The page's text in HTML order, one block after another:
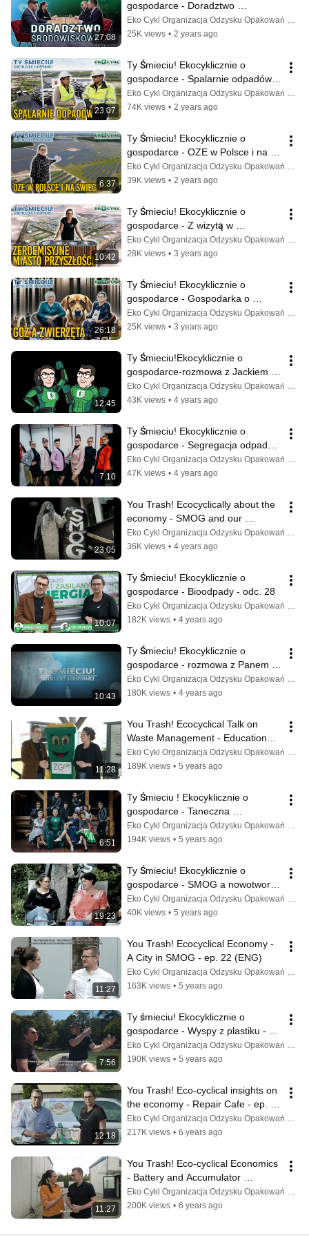
27:08
gospodarce - Doradztwo
środowiskowe - odc. 36
Eko Cykl Organizacja Odzysku Opakowań S.A.
25K views • 2 years ago
23:07
Ty Śmieciu! Ekocyklicznie o
gospodarce - Spalarnie odpadów -
odc. 35
Eko Cykl Organizacja Odzysku Opakowań S.A.
74K views • 2 years ago
6:37
Ty Śmieciu! Ekocyklicznie o
gospodarce - OZE w Polsce i na
świecie - odc. 34
Eko Cykl Organizacja Odzysku Opakowań S.A.
39K views • 2 years ago
10:42
Ty Śmieciu! Ekocyklicznie o
gospodarce - Z wizytą w
zeroemisyjnym mieście przyszłości
- odc. 33
Eko Cykl Organizacja Odzysku Opakowań S.A.
28K views • 3 years ago
26:18
Ty Śmieciu! Ekocyklicznie o
gospodarce - Gospodarka o
obiegu zamkniętym a zwierzęta -
odc. 32
Eko Cykl Organizacja Odzysku Opakowań S.A.
25K views • 3 years ago
12:45
Ty Śmieciu!Ekocyklicznie o
gospodarce-rozmowa z Jackiem
Kliczykowskim, Prezesem ZUK w
Świeciu-odc.31
Eko Cykl Organizacja Odzysku Opakowań S.A.
43K views • 4 years ago
7:10
Ty Śmieciu! Ekocyklicznie o
gospodarce - Segregacja odpadów
jest sexy - odc. 30
Eko Cykl Organizacja Odzysku Opakowań S.A.
47K views • 4 years ago
23:05
You Trash! Ecocyclically about the
economy - SMOG and our
environmental health - ep. 29
Eko Cykl Organizacja Odzysku Opakowań S.A.
36K views • 4 years ago
10:07
Ty Śmieciu! Ekocyklicznie o
gospodarce - Bioodpady - odc. 28
Eko Cykl Organizacja Odzysku Opakowań S.A.
182K views • 4 years ago
10:43
Ty Śmieciu! Ekocyklicznie o
gospodarce - rozmowa z Panem
Adamem Pawlickim Burmistrzem
Jarocina
Eko Cykl Organizacja Odzysku Opakowań S.A.
180K views • 4 years ago
11:28
You Trash! Ecocyclical Talk on
Waste Management - Educational
Trail - Ep. 26
Eko Cykl Organizacja Odzysku Opakowań S.A.
189K views • 5 years ago
6:51
Ty Śmieciu ! Ekocyklicznie o
gospodarce - Taneczna
segregAKCJA - odc. 24
Eko Cykl Organizacja Odzysku Opakowań S.A.
194K views • 5 years ago
19:23
Ty Śmieciu! Ekocyklicznie o
gospodarce - SMOG a nowotwory -
odc. 23 (ENG)
Eko Cykl Organizacja Odzysku Opakowań S.A.
40K views • 5 years ago
11:27
You Trash! Ecocyclical Economy -
A City in SMOG - ep. 22 (ENG)
Eko Cykl Organizacja Odzysku Opakowań S.A.
163K views • 5 years ago
7:56
Ty śmieciu! Ekocyklicznie o
gospodarce - Wyspy z plastiku -
odc. 21 (ENG)
Eko Cykl Organizacja Odzysku Opakowań S.A.
190K views • 5 years ago
12:18
You Trash! Eco-cyclical insights on
the economy - Repair Cafe - ep. 20
(ENG)
Eko Cykl Organizacja Odzysku Opakowań S.A.
217K views • 6 years ago
11:27
You Trash! Eco-cyclical Economics
- Battery and Accumulator
Recycling - ep. 19 (ENG)
Eko Cykl Organizacja Odzysku Opakowań S.A.
200K views • 6 years ago